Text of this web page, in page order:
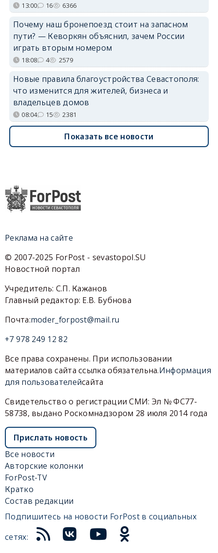
13:00 16 6366
Почему наш бронепоезд стоит на запасном
пути? — Кеворкян объяснил, зачем России
играть вторым номером
18:08 4 2579
Новые правила благоустройства Севастополя:
что изменится для жителей, бизнеса и
владельцев домов
08:04 15 2381
Показать все новости
Реклама на сайте
© 2007-2025 ForPost - sevastopol.SU
Новостной портал
Учредитель: С.П. Кажанов
Главный редактор: Е.В. Бубнова
Почта:moder_forpost@mail.ru
+7 978 249 12 82
Все права сохранены. При использовании
материалов сайта ссылка обязательна.Информация
для пользователейсайта
Свидетельство о регистрации СМИ: Эл № ФС77-
58738, выдано Роскомнадзором 28 июля 2014 года
Прислать новость
Все новости
Авторские колонки
ForPost-TV
Кратко
Состав редакции
Подпишитесь на новости ForPost в социальных
сетях: